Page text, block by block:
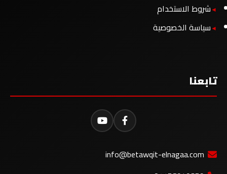
شروط الاستخدام
سياسة الخصوصية
تابعنا
info@betawqit-elnagaa.com